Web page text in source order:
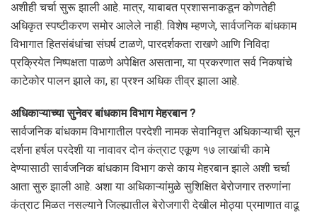
अशीही चर्चा सुरू झाली आहे. मात्र, याबाबत प्रशासनाकडून कोणतेही
अधिकृत स्पष्टीकरण समोर आलेले नाही. विशेष म्हणजे, सार्वजनिक बांधकाम
विभागात हितसंबंधांचा संघर्ष टाळणे, पारदर्शकता राखणे आणि निविदा
प्रक्रियेत निष्पक्षता पाळणे अपेक्षित असताना, या प्रकरणात सर्व निकषांचे
काटेकोर पालन झाले का, हा प्रश्न अधिक तीव्र झाला आहे.
अधिकाऱ्याच्या सुनेवर बांधकाम विभाग मेहरबान ?
सार्वजनिक बांधकाम विभागातील परदेशी नामक सेवानिवृत्त अधिकाऱ्याची सून
दर्शना हर्षल परदेशी या नावावर दोन कंत्राट एकूण १७ लाखांची कामे
देण्यासाठी सार्वजनिक बांधकाम विभाग कसे काय मेहरबान झाले अशी चर्चा
आता सुरु झाली आहे. अशा या अधिकाऱ्यांमुळे सुशिक्षित बेरोजगार तरुणांना
कंत्राट मिळत नसल्याने जिल्ह्यातील बेरोजगारी देखील मोठ्या प्रमाणात वाढू